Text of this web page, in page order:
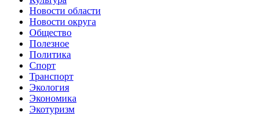
Новости области
Новости округа
Общество
Полезное
Политика
Спорт
Транспорт
Экология
Экономика
Экотуризм